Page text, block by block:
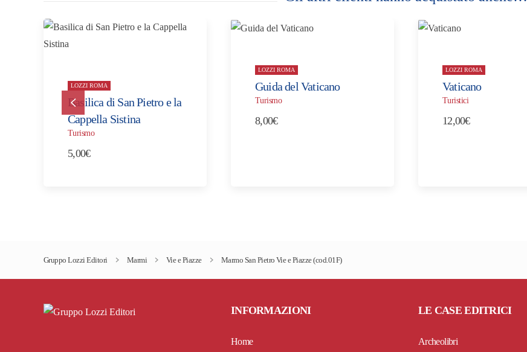
LOZZI ROMA
Basilica di San Pietro e la
Cappella Sistina
Turismo
5,00€
LOZZI ROMA
Guida del Vaticano
Turismo
8,00€
LOZZI ROMA
Vaticano
Turistici
12,00€
Gruppo Lozzi Editori Marmi Vie e Piazze Marmo San Pietro Vie e Piazze (cod.01F)
INFORMAZIONI
Home
LE CASE EDITRICI
Archeolibri